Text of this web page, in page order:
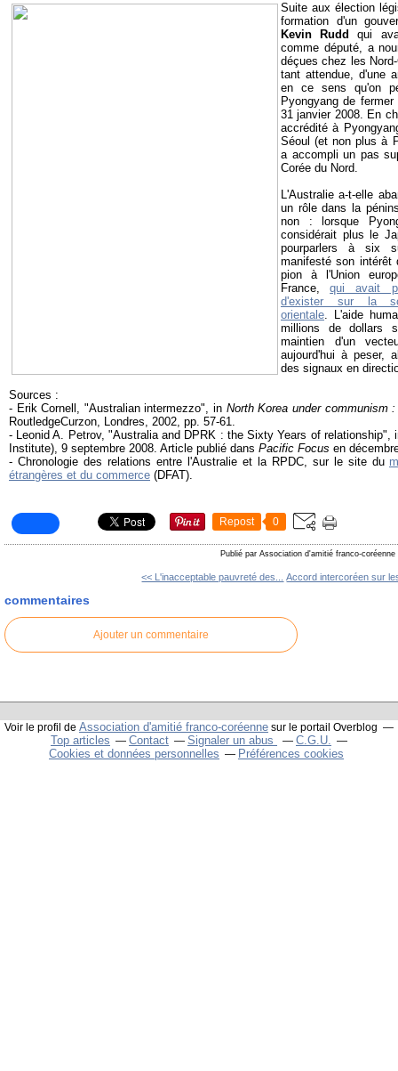
Suite aux élection
formation d'un
Kevin Rudd
qui
comme député, a
déçues chez les
tant attendue, d'une
en ce sens qu'on
Pyongyang de
31 janvier 2008. En
accrédité à
Séoul (et non plus à
a accompli un pas
Corée du Nord.
L'Australie a-t-elle
un rôle dans la
non : lorsque
considérait plus le
pourparlers à six
manifesté son intérêt
pion à l'Union
France,
qui avait
d'exister sur la
orientale. L'aide
millions de dollars
maintien d'un
aujourd'hui à peser,
des signaux en
Sources :
- Erik Cornell, "Australian intermezzo", in North Korea under communism
RoutledgeCurzon, Londres, 2002, pp. 57-61.
- Leonid A. Petrov, "Australia and DPRK : the Sixty Years of relationship",
Institute), 9 septembre 2008. Article publié dans Pacific Focus en
- Chronologie des relations entre l'Australie et la RPDC, sur le site du
étrangères et du commerce (DFAT).
Repost 0
Publié par Association d'amitié franco-coréenne
<< L'inacceptable pauvreté des... Accord intercoréen sur
commentaires
Ajouter un commentaire
Voir le profil de Association d'amitié franco-coréenne sur le portail Overblog
Top articles Contact Signaler un abus
C.G.U.
Cookies et données personnelles
Préférences cookies